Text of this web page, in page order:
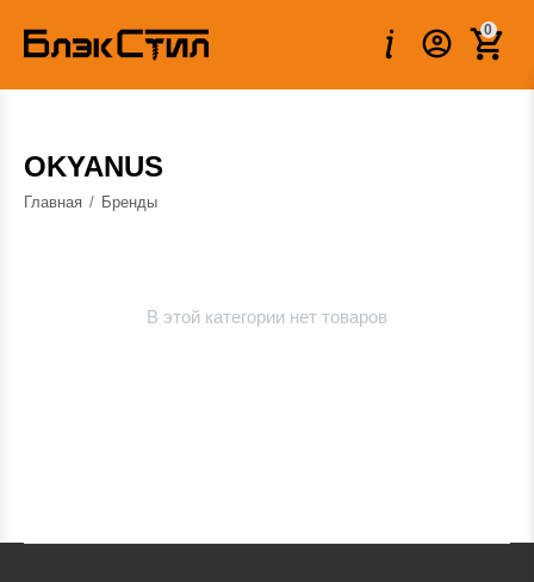
0
OKYANUS
Главная / Бренды
В этой категории нет товаров